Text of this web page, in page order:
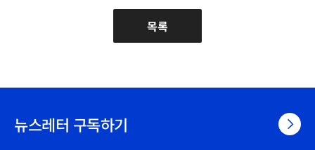
목록
뉴스레터 구독하기